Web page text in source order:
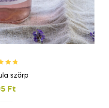
/ 5 szörp
Ft